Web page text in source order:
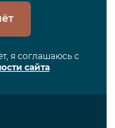
я соглашаюсь с
сайта